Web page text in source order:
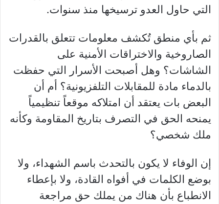
التي حاول العدو ترسيخها منذ سنوات.
ثم بأي منطق تُكشف معلومات تتعلق بالقدرات
الصاروخية والاختراقات الأمنية على
الشاشات؟ وهل أصبحت الأسرار التي حفظت
بالدماء مادة للمقابلات التلفزيونية؟ أم أن
البعض بات يعتقد أن امتلاكه موقعاً تنظيمياً
يمنحه الحق في التصرف بتاريخ المقاومة وكأنه
ملك شخصي؟
إن الوفاء لا يكون بالتحدث باسم الشهداء، ولا
بوضع الكلمات في أفواه القادة، ولا بإعطاء
الانطباع بأن هناك من يملك حق مراجعة